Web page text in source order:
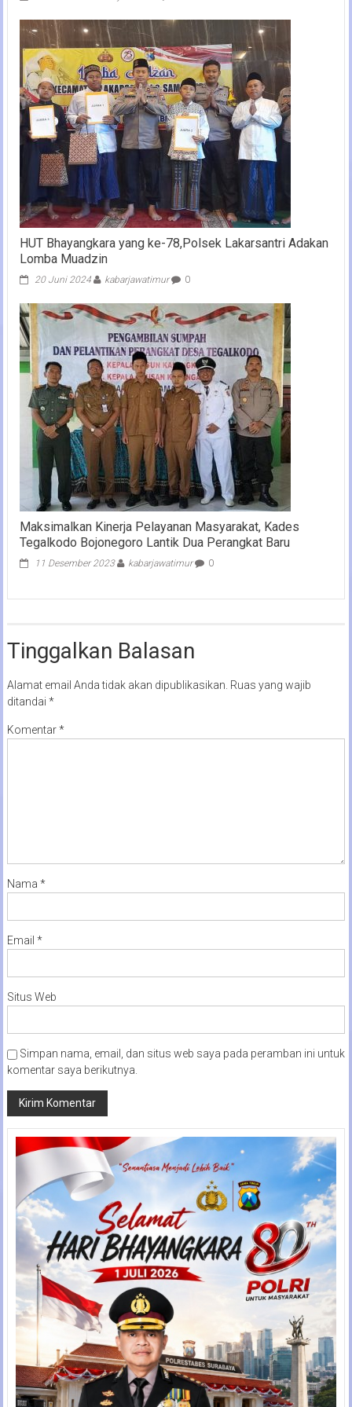
HUT Bhayangkara yang ke-78,Polsek Lakarsantri Adakan
Lomba Muadzin
20 Juni 2024 kabarjawatimur 0
Maksimalkan Kinerja Pelayanan Masyarakat, Kades
Tegalkodo Bojonegoro Lantik Dua Perangkat Baru
11 Desember 2023 kabarjawatimur 0
Tinggalkan Balasan
Alamat email Anda tidak akan dipublikasikan. Ruas yang wajib
ditandai *
Komentar*
Nama *
Email *
Situs Web
Simpan nama, email, dan situs web saya pada peramban ini untuk
komentar saya berikutnya.